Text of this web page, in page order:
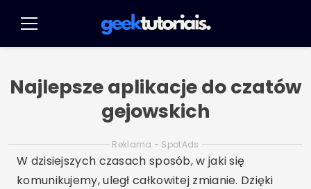
Menu
Najlepsze aplikacje do czatów
gejowskich
Reklama - SpotAds
W dzisiejszych czasach sposób, w jaki się
komunikujemy, uległ całkowitej zmianie. Dzięki